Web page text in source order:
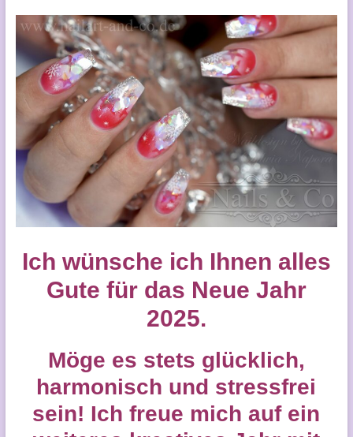
Ich wünsche ich Ihnen alles
Gute für das Neue Jahr
2025.
Möge es stets glücklich,
harmonisch und stressfrei
sein! Ich freue mich auf ein